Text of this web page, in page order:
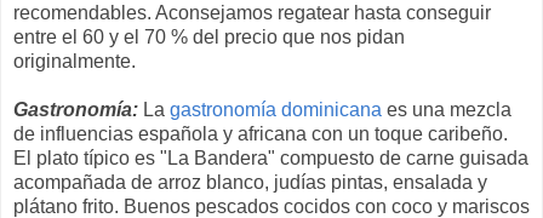
recomendables. Aconsejamos regatear hasta conseguir
entre el 60 y el 70 % del precio que nos pidan
originalmente.
Gastronomía: La gastronomía dominicana es una mezcla
de influencias española y africana con un toque caribeño.
El plato típico es "La Bandera" compuesto de carne guisada
acompañada de arroz blanco, judías pintas, ensalada y
plátano frito. Buenos pescados cocidos con coco y mariscos